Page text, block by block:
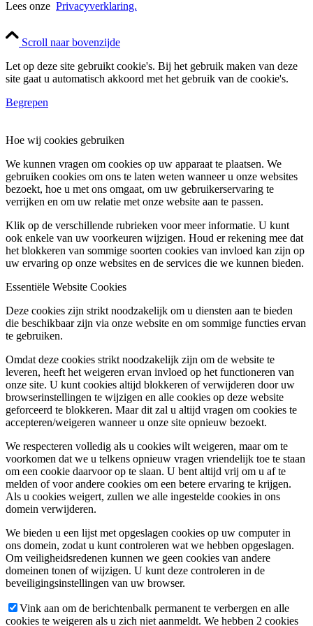
Lees onze Privacyverklaring.
Scroll naar bovenzijde
Let op deze site gebruikt cookie's. Bij het gebruik maken van deze
site gaat u automatisch akkoord met het gebruik van de cookie's.
Begrepen
Hoe wij cookies gebruiken
We kunnen vragen om cookies op uw apparaat te plaatsen. We
gebruiken cookies om ons te laten weten wanneer u onze websites
bezoekt, hoe u met ons omgaat, om uw gebruikerservaring te
verrijken en om uw relatie met onze website aan te passen.
Klik op de verschillende rubrieken voor meer informatie. U kunt
ook enkele van uw voorkeuren wijzigen. Houd er rekening mee dat
het blokkeren van sommige soorten cookies van invloed kan zijn op
uw ervaring op onze websites en de services die we kunnen bieden.
Essentiële Website Cookies
Deze cookies zijn strikt noodzakelijk om u diensten aan te bieden
die beschikbaar zijn via onze website en om sommige functies ervan
te gebruiken.
Omdat deze cookies strikt noodzakelijk zijn om de website te
leveren, heeft het weigeren ervan invloed op het functioneren van
onze site. U kunt cookies altijd blokkeren of verwijderen door uw
browserinstellingen te wijzigen en alle cookies op deze website
geforceerd te blokkeren. Maar dit zal u altijd vragen om cookies te
accepteren/weigeren wanneer u onze site opnieuw bezoekt.
We respecteren volledig als u cookies wilt weigeren, maar om te
voorkomen dat we u telkens opnieuw vragen vriendelijk toe te staan
om een cookie daarvoor op te slaan. U bent altijd vrij om u af te
melden of voor andere cookies om een betere ervaring te krijgen.
Als u cookies weigert, zullen we alle ingestelde cookies in ons
domein verwijderen.
We bieden u een lijst met opgeslagen cookies op uw computer in
ons domein, zodat u kunt controleren wat we hebben opgeslagen.
Om veiligheidsredenen kunnen we geen cookies van andere
domeinen tonen of wijzigen. U kunt deze controleren in de
beveiligingsinstellingen van uw browser.
Vink aan om de berichtenbalk permanent te verbergen en alle
cookies te weigeren als u zich niet aanmeldt. We hebben 2 cookies